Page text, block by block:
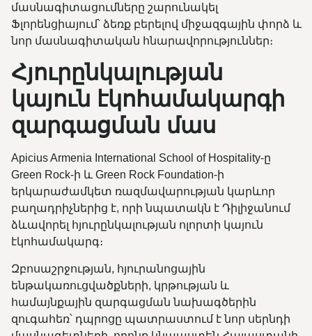
մասնագիտացումները շարունակել
Ֆլորենցիայում՝ ձեռք բերելով միջազգային փորձ և
նոր մասնագիտական հնարավորություններ։
Հյուրընկալության
կայուն էկոհամակարգի
զարգացման մաս
Apicius Armenia International School of Hospitality-ը
Green Rock-ի և Green Rock Foundation-ի
երկարաժամկետ ռազմավարության կարևոր
բաղադրիչներից է, որի նպատակն է Դիլիջանում
ձևավորել հյուրընկալության ոլորտի կայուն
էկոհամակարգ։
Զբոսաշրջության, հյուրանոցային
ենթակառուցվածքների, կրթության և
համայնքային զարգացման նախագծերին
զուգահեռ՝ դպրոցը պատրաստում է նոր սերնդի